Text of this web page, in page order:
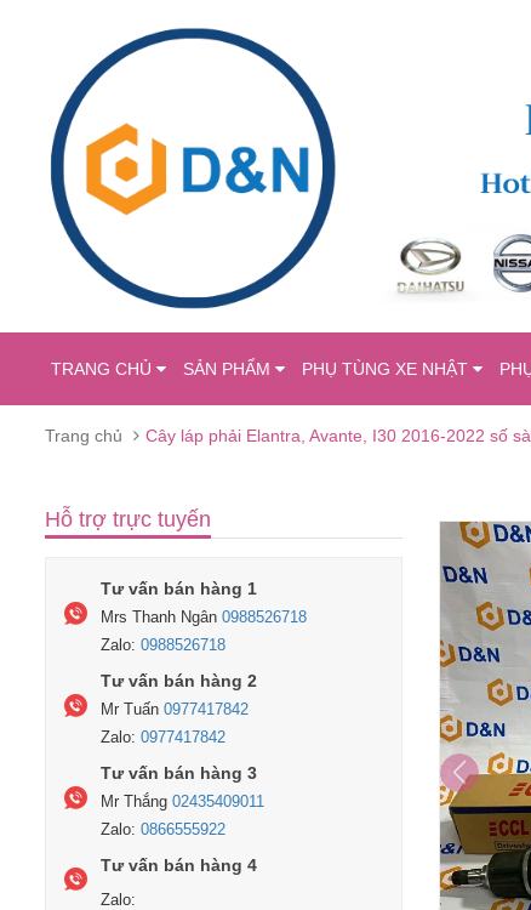
TRANG CHỦ SẢN PHẨM PHỤ TÙNG XE NHẬT
Trang chủ Cây láp phải Elantra, Avante, I30 2016-2022 số
Hỗ trợ trực tuyến
Tư vấn bán hàng 1
Mrs Thanh Ngân 0988526718
Zalo: 0988526718
Tư vấn bán hàng 2
Mr Tuấn 0977417842
Zalo: 0977417842
Tư vấn bán hàng 3
Mr Thắng 02435409011
Zalo: 0866555922
Tư vấn bán hàng 4
Zalo: